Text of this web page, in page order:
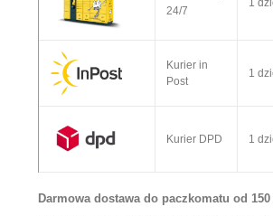
24/7
1
Kurier in
Post
1
Kurier DPD 1
Darmowa dostawa do paczkomatu od 150